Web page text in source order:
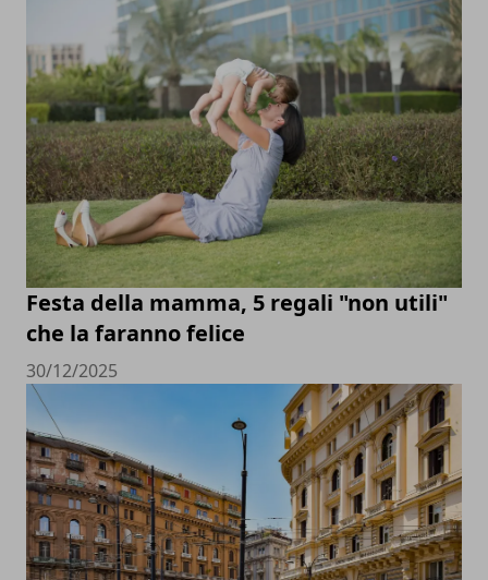
Festa della mamma, 5 regali "non utili"
che la faranno felice
30/12/2025